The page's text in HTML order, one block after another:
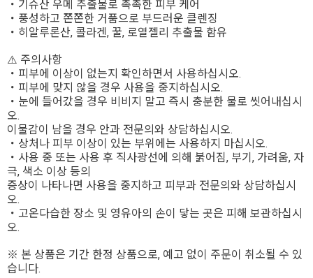
・기슈산 우메 추출물로 촉촉한 피부 케어
・풍성하고 쫀쫀한 거품으로 부드러운 클렌징
・히알루론산, 콜라겐, 꿀, 로열젤리 추출물 함유
⚠️ 주의사항
・피부에 이상이 없는지 확인하면서 사용하십시오.
・피부에 맞지 않을 경우 사용을 중지하십시오.
・눈에 들어갔을 경우 비비지 말고 즉시 충분한 물로 씻어내십시
오.
이물감이 남을 경우 안과 전문의와 상담하십시오.
・상처나 피부 이상이 있는 부위에는 사용하지 마십시오.
・사용 중 또는 사용 후 직사광선에 의해 붉어짐, 부기, 가려움, 자
극, 색소 이상 등의
증상이 나타나면 사용을 중지하고 피부과 전문의와 상담하십시
오.
・고온다습한 장소 및 영유아의 손이 닿는 곳은 피해 보관하십시
오.
※ 본 상품은 기간 한정 상품으로, 예고 없이 주문이 취소될 수 있
습니다.